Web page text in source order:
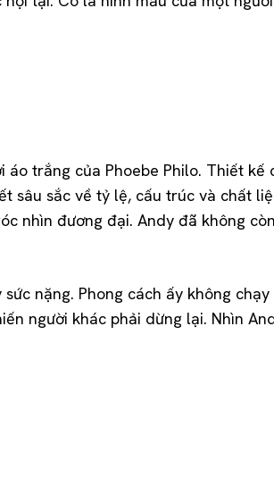
trắng của Phoebe Philo. Thiết
sắc về tỷ lệ, cấu trúc và chất
nhìn đương đại. Andy đã không
nặng. Phong cách ấy không
người khác phải dừng lại. Nhìn